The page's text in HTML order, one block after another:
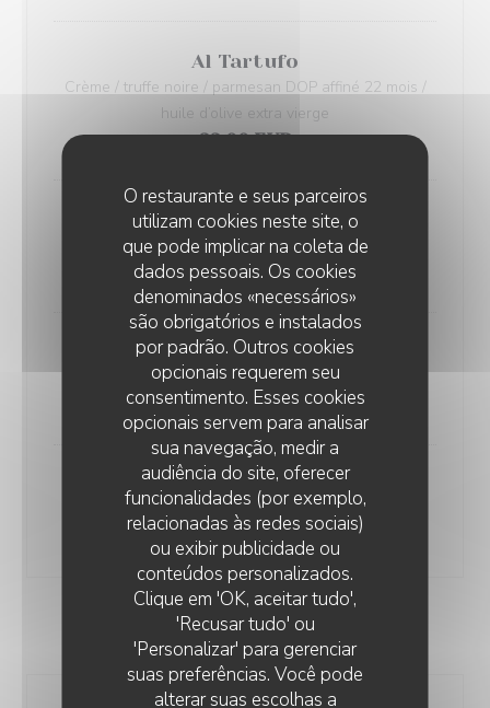
O restaurante e seus parceiros
utilizam cookies neste site, o
que pode implicar na coleta de
dados pessoais. Os cookies
denominados «necessários»
são obrigatórios e instalados
por padrão. Outros cookies
opcionais requerem seu
consentimento. Esses cookies
opcionais servem para analisar
sua navegação, medir a
audiência do site, oferecer
funcionalidades (por exemplo,
relacionadas às redes sociais)
ou exibir publicidade ou
conteúdos personalizados.
Clique em 'OK, aceitar tudo',
'Recusar tudo' ou
'Personalizar' para gerenciar
suas preferências. Você pode
alterar suas escolhas a
Al Tartufo
Crème / truffe noire / parmesan DOP affiné 22 mois /
huile d’olive extra vierge
23,00 EUR
Alla Carbonara
Guanciale (lard) / parmesan / oeuf / Pointe de crème
19,00 EUR
Cacio e Pepe
Pecorino romano / Poivre noir / Pointe de crème
17,00 EUR
Al Salmone
Crème / saumon fumé / citron / aneth / œufs de truite
20,00 EUR
INSALATE